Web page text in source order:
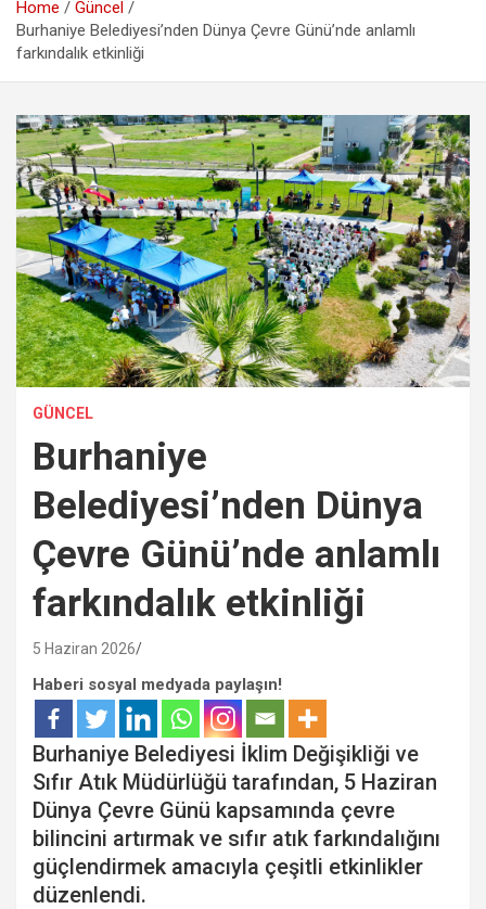
Home
Güncel
Burhaniye Belediyesi’nden Dünya Çevre Günü’nde anlamlı
farkındalık etkinliği
GÜNCEL
Burhaniye
Belediyesi’nden Dünya
Çevre Günü’nde anlamlı
farkındalık etkinliği
5 Haziran 2026
Haberi sosyal medyada paylaşın!
Burhaniye Belediyesi İklim Değişikliği ve
Sıfır Atık Müdürlüğü tarafından, 5 Haziran
Dünya Çevre Günü kapsamında çevre
bilincini artırmak ve sıfır atık farkındalığını
güçlendirmek amacıyla çeşitli etkinlikler
düzenlendi.